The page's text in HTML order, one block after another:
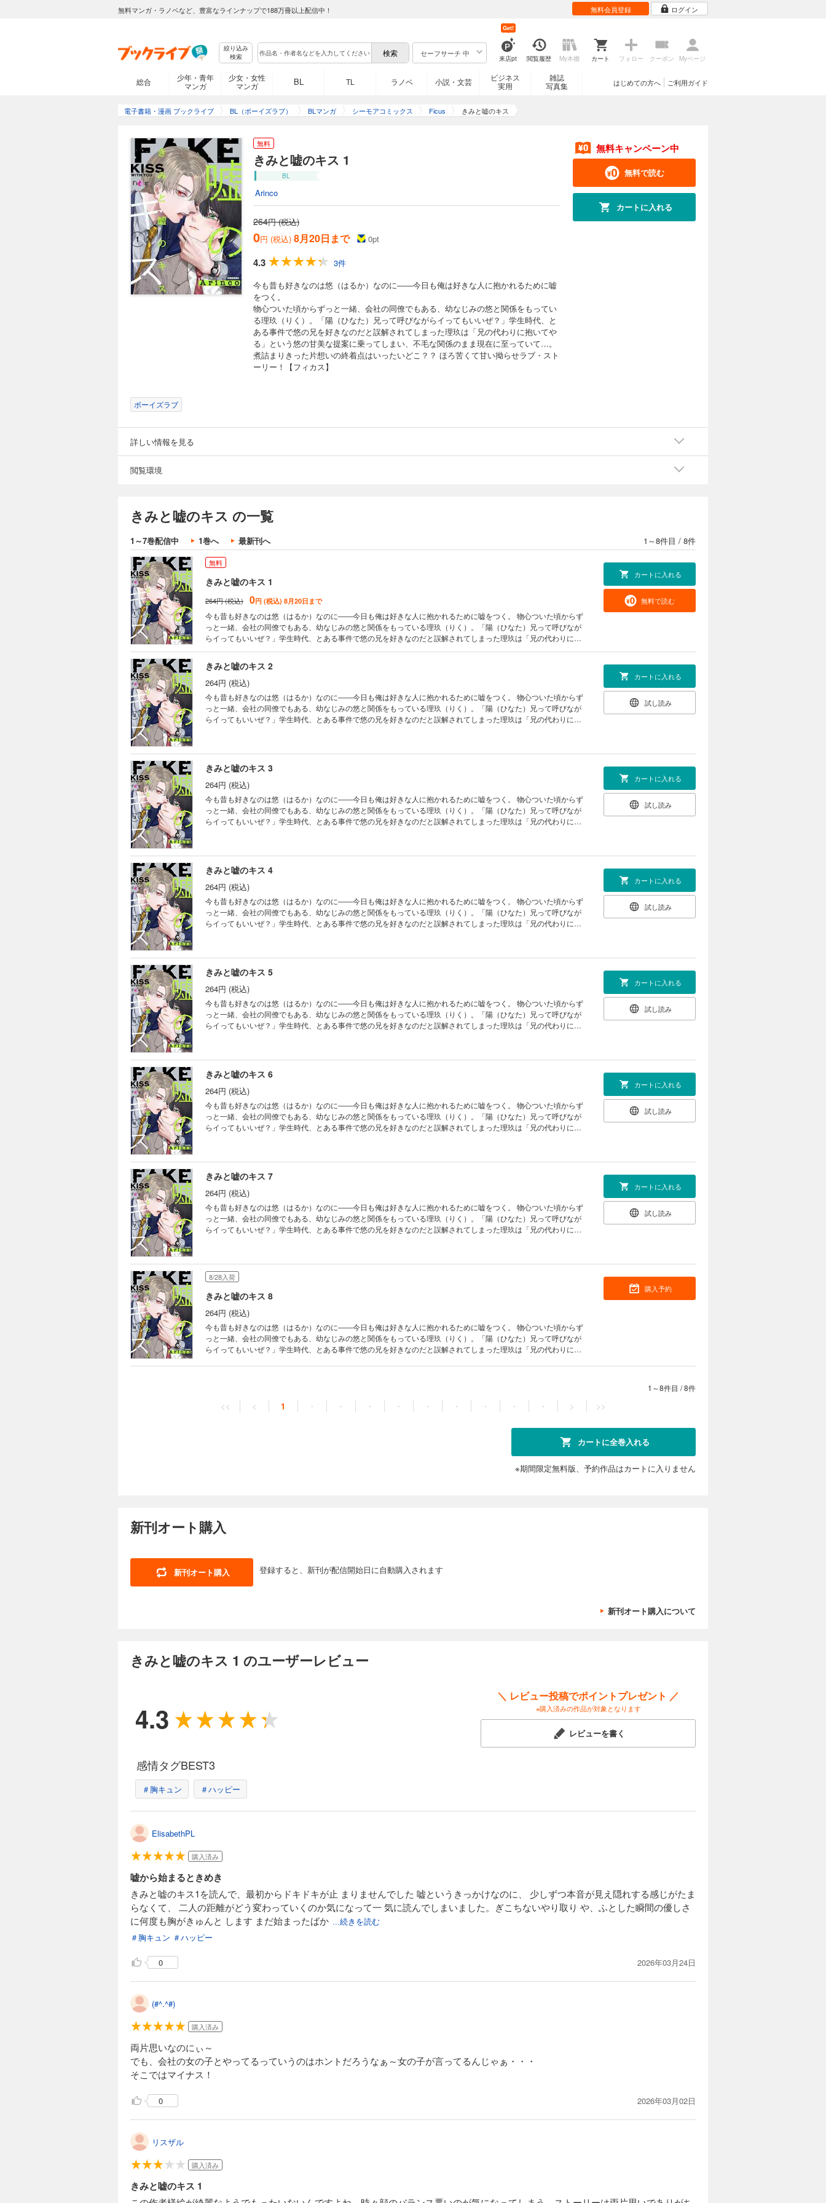
無料マンガ・ラノベなど、豊富なラインナップで188万冊以上配信中！ 無料会員登録 ログイン
絞り込み
検索
セーフサーチ 中
来店pt
Get!
閲覧履歴 My本棚 カート フォロー クーポン Myページ
総合
少年・青年
マンガ
少女・女性
マンガ
BL TL ラノベ 小説・文芸
ビジネス
実用
雑誌
写真集
ご利用ガイド
はじめての方へ
電子書籍・漫画 ブックライブ BL（ボーイズラブ） BLマンガ シーモアコミックス Ficus きみと嘘のキス
無料
きみと嘘のキス 1
BL
Arinco
264円 (税込)
0円 (税込) 8月20日まで 0pt
4.3
3件
今も昔も好きなのは悠（はるか）なのに――今日も俺は好きな人に抱かれるために嘘
をつく。
物心ついた頃からずっと一緒、会社の同僚でもある、幼なじみの悠と関係をもってい
る理玖（りく）。「陽（ひなた）兄って呼びながらイってもいいぜ？」学生時代、と
ある事件で悠の兄を好きなのだと誤解されてしまった理玖は「兄の代わりに抱いてや
る」という悠の甘美な提案に乗ってしまい、不毛な関係のまま現在に至っていて…。
煮詰まりきった片想いの終着点はいったいどこ？？ ほろ苦くて甘い拗らせラブ・スト
ーリー！【フィカス】
無料キャンペーン中
無料で読む
カートに入れる
ボーイズラブ
詳しい情報を見る
閲覧環境
きみと嘘のキス の一覧
1～7巻配信中 1巻へ 最新刊へ 1～8件目 / 8件
無料
きみと嘘のキス 1
264円 (税込) 0円 (税込) 8月20日まで
今も昔も好きなのは悠（はるか）なのに――今日も俺は好きな人に抱かれるために嘘をつく。 物心ついた頃からず
っと一緒、会社の同僚でもある、幼なじみの悠と関係をもっている理玖（りく）。「陽（ひなた）兄って呼びなが
らイってもいいぜ？」学生時代、とある事件で悠の兄を好きなのだと誤解されてしまった理玖は「兄の代わりに抱
の終着点はいったいどこ？？ ほろ苦くて甘い拗らせラブ・ストーリー！【フィカス】
カートに入れる
無料で読む
きみと嘘のキス 2
264円 (税込)
今も昔も好きなのは悠（はるか）なのに――今日も俺は好きな人に抱かれるために嘘をつく。 物心ついた頃からず
っと一緒、会社の同僚でもある、幼なじみの悠と関係をもっている理玖（りく）。「陽（ひなた）兄って呼びなが
らイってもいいぜ？」学生時代、とある事件で悠の兄を好きなのだと誤解されてしまった理玖は「兄の代わりに抱
カートに入れる
試し読み
きみと嘘のキス 3
264円 (税込)
今も昔も好きなのは悠（はるか）なのに――今日も俺は好きな人に抱かれるために嘘をつく。 物心ついた頃からず
っと一緒、会社の同僚でもある、幼なじみの悠と関係をもっている理玖（りく）。「陽（ひなた）兄って呼びなが
らイってもいいぜ？」学生時代、とある事件で悠の兄を好きなのだと誤解されてしまった理玖は「兄の代わりに抱
カートに入れる
試し読み
きみと嘘のキス 4
264円 (税込)
今も昔も好きなのは悠（はるか）なのに――今日も俺は好きな人に抱かれるために嘘をつく。 物心ついた頃からず
っと一緒、会社の同僚でもある、幼なじみの悠と関係をもっている理玖（りく）。「陽（ひなた）兄って呼びなが
らイってもいいぜ？」学生時代、とある事件で悠の兄を好きなのだと誤解されてしまった理玖は「兄の代わりに抱
カートに入れる
試し読み
きみと嘘のキス 5
264円 (税込)
今も昔も好きなのは悠（はるか）なのに――今日も俺は好きな人に抱かれるために嘘をつく。 物心ついた頃からず
っと一緒、会社の同僚でもある、幼なじみの悠と関係をもっている理玖（りく）。「陽（ひなた）兄って呼びなが
らイってもいいぜ？」学生時代、とある事件で悠の兄を好きなのだと誤解されてしまった理玖は「兄の代わりに抱
カートに入れる
試し読み
きみと嘘のキス 6
264円 (税込)
今も昔も好きなのは悠（はるか）なのに――今日も俺は好きな人に抱かれるために嘘をつく。 物心ついた頃からず
っと一緒、会社の同僚でもある、幼なじみの悠と関係をもっている理玖（りく）。「陽（ひなた）兄って呼びなが
らイってもいいぜ？」学生時代、とある事件で悠の兄を好きなのだと誤解されてしまった理玖は「兄の代わりに抱
カートに入れる
試し読み
きみと嘘のキス 7
264円 (税込)
今も昔も好きなのは悠（はるか）なのに――今日も俺は好きな人に抱かれるために嘘をつく。 物心ついた頃からず
っと一緒、会社の同僚でもある、幼なじみの悠と関係をもっている理玖（りく）。「陽（ひなた）兄って呼びなが
らイってもいいぜ？」学生時代、とある事件で悠の兄を好きなのだと誤解されてしまった理玖は「兄の代わりに抱
カートに入れる
試し読み
8/28入荷
きみと嘘のキス 8
264円 (税込)
今も昔も好きなのは悠（はるか）なのに――今日も俺は好きな人に抱かれるために嘘をつく。 物心ついた頃からず
っと一緒、会社の同僚でもある、幼なじみの悠と関係をもっている理玖（りく）。「陽（ひなた）兄って呼びなが
らイってもいいぜ？」学生時代、とある事件で悠の兄を好きなのだと誤解されてしまった理玖は「兄の代わりに抱
購入予約
1～8件目 /8件
<< < 1 ・ ・ ・ ・ ・ ・ ・ ・ ・ > >>
カートに全巻入れる
※期間限定無料版、予約作品はカートに入りません
新刊オート購入
新刊オート購入 登録すると、新刊が配信開始日に自動購入されます
新刊オート購入について
きみと嘘のキス 1 のユーザーレビュー
4.3
＼ レビュー投稿でポイントプレゼント ／
※購入済みの作品が対象となります
レビューを書く
感情タグBEST3
＃胸キュン ＃ハッピー
ElisabethPL
購入済み
嘘から始まるときめき
きみと嘘のキス1を読んで、最初からドキドキが止 まりませんでした 嘘というきっかけなのに、 少しずつ本音が見え隠れする感じがたま
らなくて、 二人の距離がどう変わっていくのか気になって一 気に読んでしまいました。ぎこちないやり取り や、ふとした瞬間の優しさ
に何度も胸がきゅんと します まだ始まったばか ...続きを読む
＃胸キュン ＃ハッピー
0 2026年03月24日
(#^.^#)
購入済み
両片思いなのにぃ～
でも、会社の女の子とやってるっていうのはホントだろうなぁ～女の子が言ってるんじゃぁ・・・
そこではマイナス！
0 2026年03月02日
リスザル
購入済み
きみと嘘のキス 1